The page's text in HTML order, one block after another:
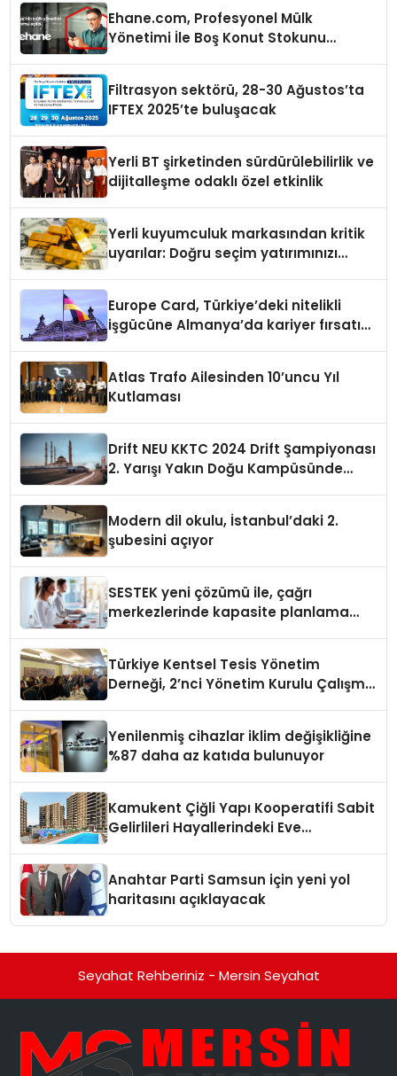
Ehane.com, Profesyonel Mülk
Yönetimi İle Boş Konut Stokunu
Filtrasyon sektörü, 28-30 Ağustos’ta
IFTEX 2025’te buluşacak
Yerli BT şirketinden sürdürülebilirlik ve
dijitalleşme odaklı özel etkinlik
Yerli kuyumculuk markasından kritik
uyarılar: Doğru seçim yatırımınızı
Europe Card, Türkiye’deki nitelikli
işgücüne Almanya’da kariyer fırsatı
Atlas Trafo Ailesinden 10’uncu Yıl
Kutlaması
Drift NEU KKTC 2024 Drift Şampiyonası
2. Yarışı Yakın Doğu Kampüsünde
Modern dil okulu, İstanbul’daki 2.
şubesini açıyor
SESTEK yeni çözümü ile, çağrı
merkezlerinde kapasite planlama
Türkiye Kentsel Tesis Yönetim
Derneği, 2’nci Yönetim Kurulu Çalışma
Yenilenmiş cihazlar iklim değişikliğine
%87 daha az katıda bulunuyor
Kamukent Çiğli Yapı Kooperatifi Sabit
Gelirlileri Hayallerindeki Eve
Anahtar Parti Samsun için yeni yol
haritasını açıklayacak
Seyahat Rehberiniz - Mersin Seyahat